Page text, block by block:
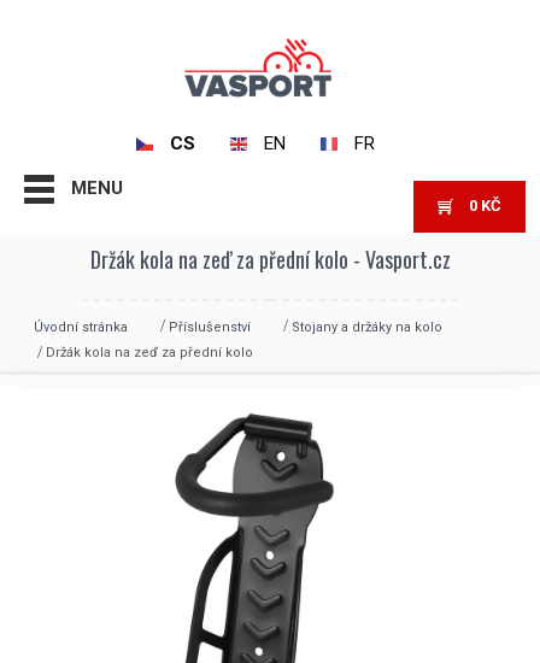
CS EN FR
MENU
0 KČ
Držák kola na zeď za přední kolo - Vasport.cz
Úvodní stránka Příslušenství
Stojany a držáky na kolo
Držák kola na zeď za přední kolo